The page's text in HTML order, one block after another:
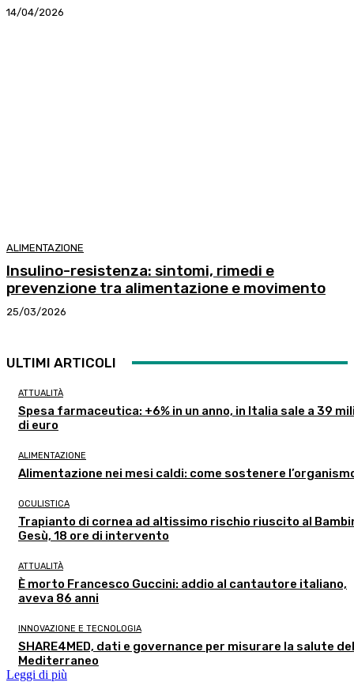
14/04/2026
ALIMENTAZIONE
Insulino-resistenza: sintomi, rimedi e
prevenzione tra alimentazione e movimento
25/03/2026
ULTIMI ARTICOLI
ATTUALITÀ
Spesa farmaceutica: +6% in un anno, in Italia sale a 39
di euro
ALIMENTAZIONE
Alimentazione nei mesi caldi: come sostenere
OCULISTICA
Trapianto di cornea ad altissimo rischio riuscito al
Gesù, 18 ore di intervento
ATTUALITÀ
È morto Francesco Guccini: addio al cantautore italiano,
aveva 86 anni
INNOVAZIONE E TECNOLOGIA
SHARE4MED, dati e governance per misurare la salute del
Mediterraneo
Leggi di più